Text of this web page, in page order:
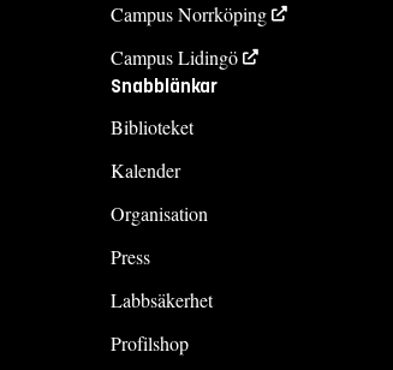
Campus Norrköping
Campus Lidingö
Snabblänkar
Biblioteket
Kalender
Organisation
Press
Labbsäkerhet
Profilshop